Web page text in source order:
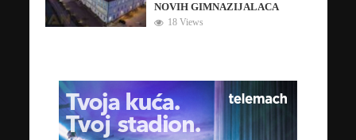
NOVIH GIMNAZIJALACA
18 Views